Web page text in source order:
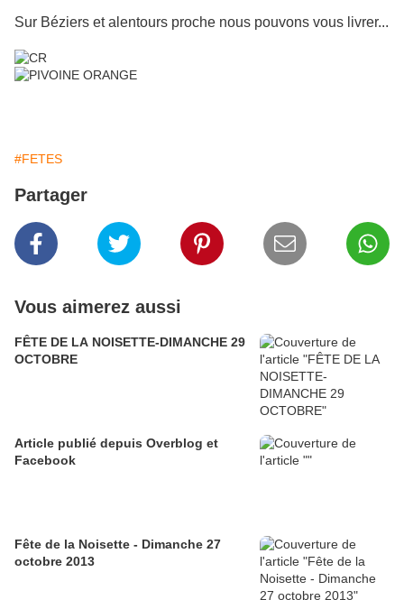
Sur Béziers et alentours proche nous pouvons vous livrer...
#FETES
Partager
Vous aimerez aussi
FÊTE DE LA NOISETTE-DIMANCHE 29
OCTOBRE
Article publié depuis Overblog et
Facebook
Fête de la Noisette - Dimanche 27
octobre 2013